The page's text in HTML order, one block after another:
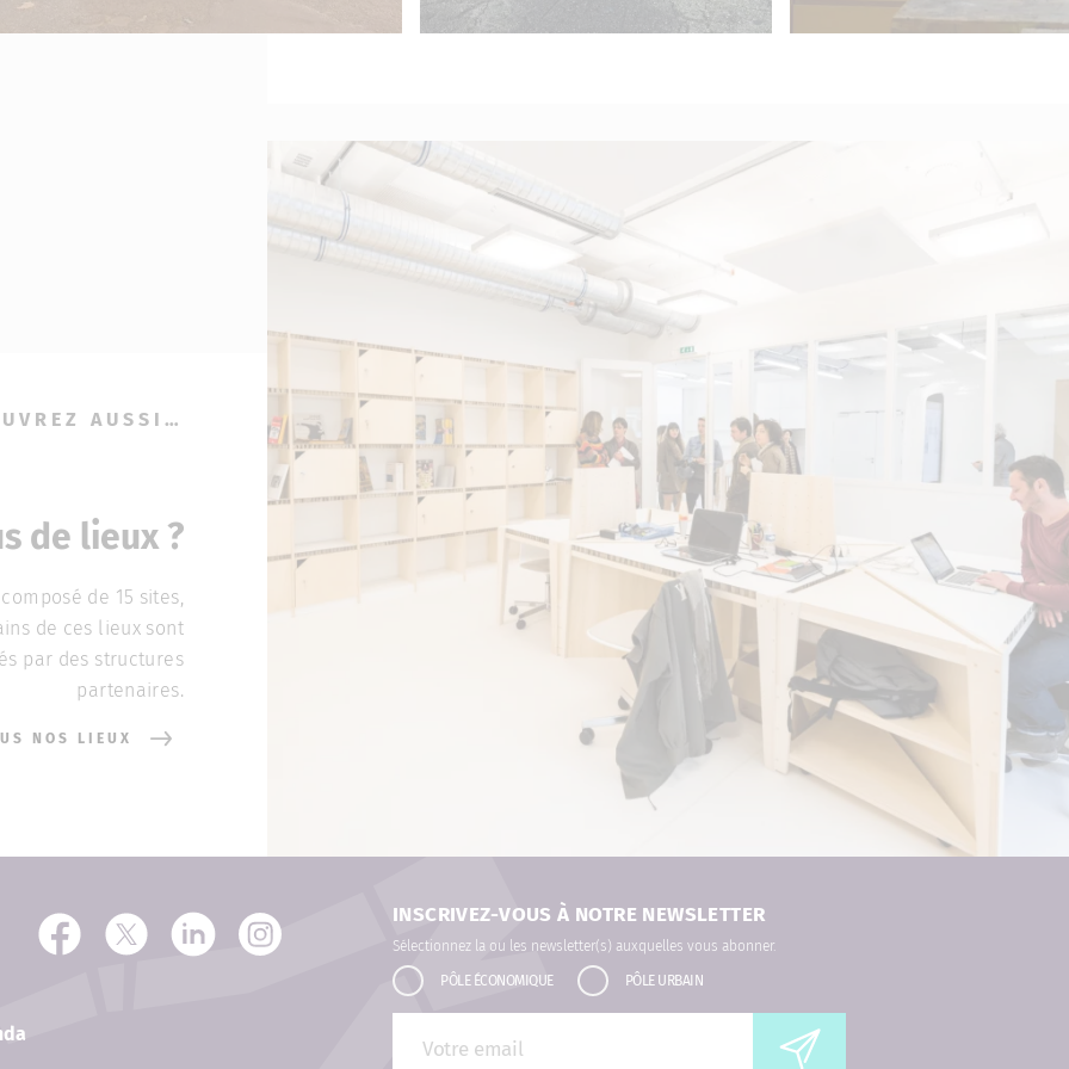
AUSSI…
de lieux ?
de 15 sites,
de ces lieux sont
par des structures
partenaires.
NOS LIEUX
INSCRIVEZ-VOUS À NOTRE NEWSLETTER
Sélectionnez la ou les newsletter(s) auxquelles vous abonner.
PÔLE ÉCONOMIQUE PÔLE URBAIN